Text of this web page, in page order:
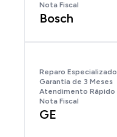
Nota Fiscal
Bosch
Reparo Especializado
Garantia de 3 Meses
Atendimento Rápido
Nota Fiscal
GE